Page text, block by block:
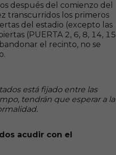
después del comienzo del
transcurridos los primeros
del estadio (excepto las
(PUERTA 2, 6, 8, 14, 15
el recinto, no se
está fijado entre las
tendrán que esperar a la
acudir con el